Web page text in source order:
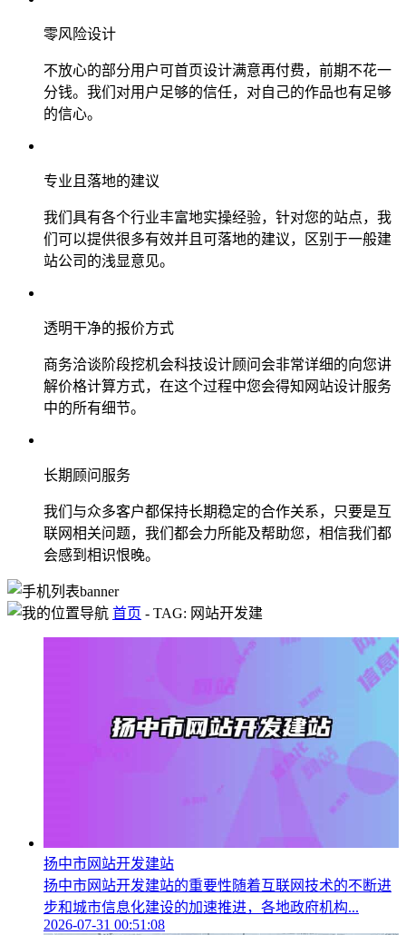
零风险设计
不放心的部分用户可首页设计满意再付费，前期不花一
分钱。我们对用户足够的信任，对自己的作品也有足够
的信心。
专业且落地的建议
我们具有各个行业丰富地实操经验，针对您的站点，我
们可以提供很多有效并且可落地的建议，区别于一般建
站公司的浅显意见。
透明干净的报价方式
商务洽谈阶段挖机会科技设计顾问会非常详细的向您讲
解价格计算方式，在这个过程中您会得知网站设计服务
中的所有细节。
长期顾问服务
我们与众多客户都保持长期稳定的合作关系，只要是互
联网相关问题，我们都会力所能及帮助您，相信我们都
会感到相识恨晚。
首页 - TAG: 网站开发建
扬中市网站开发建站
扬中市网站开发建站的重要性随着互联网技术的不断进
步和城市信息化建设的加速推进，各地政府机构...
2026-07-31 00:51:08